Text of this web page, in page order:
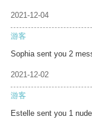
2021-12-04
游客
Sophia sent you 2
2021-12-02
游客
Estelle sent you 1 nude